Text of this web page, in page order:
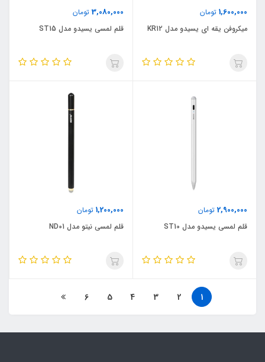
1,600,000 تومان
میکروفن یقه ای یسیدو مدل KR12
3,080,000 تومان
قلم لمسی یسیدو مدل ST15
2,900,000 تومان
قلم لمسی یسیدو مدل ST10
1,200,000 تومان
قلم لمسی نیتو مدل ND01
1
2
3
4
5
6